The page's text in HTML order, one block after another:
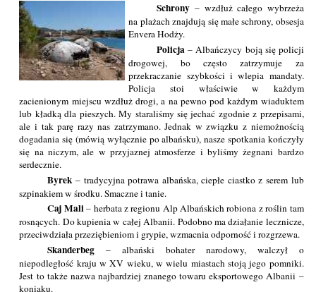
Schrony – wzdłuż całego wybrzeża
na plażach znajdują się małe schrony, obsesja
Envera Hodży.
Policja – Albańczycy boją się policji
drogowej, bo często zatrzymuje za
przekraczanie szybkości i wlepia mandaty.
Policja stoi właściwie w każdym
zacienionym miejscu wzdłuż drogi, a na pewno pod każdym wiaduktem
lub kładką dla pieszych. My staraliśmy się jechać zgodnie z przepisami,
ale i tak parę razy nas zatrzymano. Jednak w związku z niemożnością
dogadania się (mówią wyłącznie po albańsku), nasze spotkania kończyły
się na niczym, ale w przyjaznej atmosferze i byliśmy żegnani bardzo
serdecznie.
Byrek – tradycyjna potrawa albańska, ciepłe ciastko z serem lub
szpinakiem w środku. Smaczne i tanie.
Caj Mali– herbata z regionu Alp Albańskich robiona z roślin tam
rosnących. Do kupienia w całej Albanii. Podobno ma działanie lecznicze,
przeciwdziała przeziębieniom i grypie, wzmacnia odporność i rozgrzewa.
Skanderbeg – albański bohater narodowy, walczył o
niepodległość kraju w XV wieku, w wielu miastach stoją jego pomniki.
Jest to także nazwa najbardziej znanego towaru eksportowego Albanii –
koniaku.